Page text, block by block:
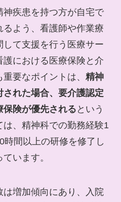
疾患を持つ方が自宅で
よう、看護師や作業療
て支援を行う医療サー
護における医療保険と介
要なポイントは、 精神
れた場合、要介護認定
険が優先される という
、精神科での勤務経験1
間以上の研修を修了し
います。
増加傾向にあり、入院